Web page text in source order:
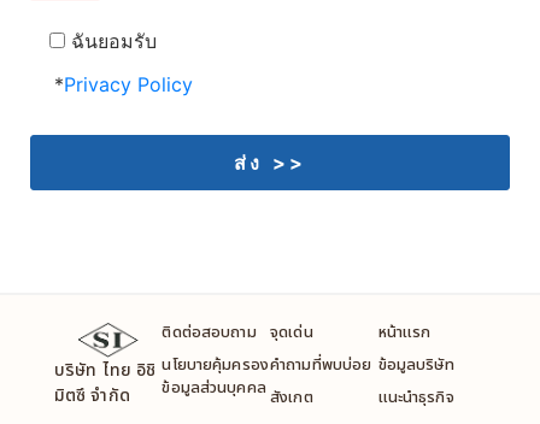
ฉันยอมรับ
*Privacy Policy
บริษัท ไทย อิชิ
มิตซึ จำกัด
หน้าแรก
ข้อมูลบริษัท
แนะนำธุรกิจ
จุดเด่น
คำถามที่พบบ่อย
สังเกต
ติดต่อสอบถาม
นโยบายคุ้มครอง
ข้อมูลส่วนบุคคล